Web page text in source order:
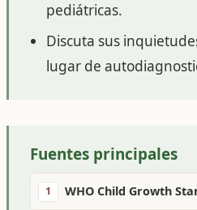
pediátricas.
Discuta sus
lugar de
Fuentes principales
1 WHO Child Growth